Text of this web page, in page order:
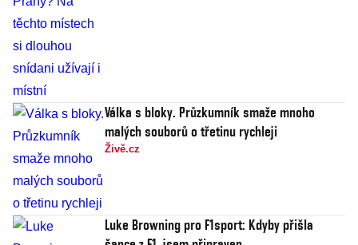
Válka s bloky. Průzkumník smaže mnoho
malých souborů o třetinu rychleji
Živě.cz
Luke Browning pro F1sport: Kdyby přišla